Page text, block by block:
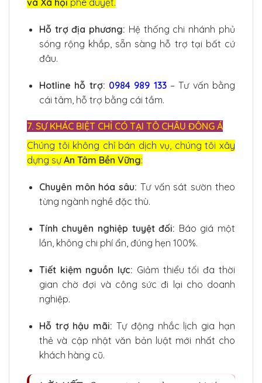
và Xã hội phê duyệt.
Hỗ trợ địa phương: Hệ thống chi nhánh phủ
sóng rộng khắp, sẵn sàng hỗ trợ tại bất cứ
đâu.
Hotline hỗ trợ: 0984 989 133– Tư vấn bằng
cái tâm, hỗ trợ bằng cái tầm.
7. SỰ KHÁC BIỆT CHỈ CÓ TẠI TÔ CHÂU ĐÔNG Á
Chúng tôi không chỉ bán dịch vụ, chúng tôi xây
dựng sựAn Tâm Bền Vững:
Chuyên môn hóa sâu: Tư vấn sát sườn theo
từng ngành nghề đặc thù.
Tính chuyên nghiệp tuyệt đối: Báo giá một
lần, không chi phí ẩn, đúng hẹn 100%.
Tiết kiệm nguồn lực: Giảm thiểu tối đa thời
gian chờ đợi và công sức đi lại cho doanh
nghiệp.
Hỗ trợ hậu mãi: Tự động nhắc lịch gia hạn
thẻ và cập nhật văn bản luật mới nhất cho
khách hàng cũ.